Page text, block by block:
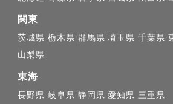
五三・ファミリーフォト・アー
な節目を幅広く撮影しております。
新しい人生の始まりも、家族が増
関東
茨城県 栃木県 群馬県 埼玉県 千葉県
山梨県
東海
長野県 岐阜県 静岡県 愛知県 三重県